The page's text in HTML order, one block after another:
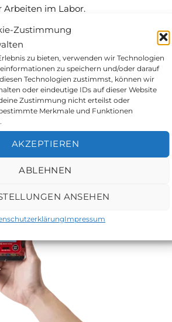
Zustimmung
zu bieten, verwenden wir Technologien
zu speichern und/oder darauf
Technologien zustimmst, können wir
oder eindeutige IDs auf dieser Website
Zustimmung nicht erteilst oder
Merkmale und Funktionen
AKZEPTIEREN
ABLEHNEN
ANSEHEN
Impressum
Arbeiten im Labor.
Schnellladefunktion und ist
10/25Vol%, H2S: 5ppm/30 ppm,
5ppm/ 50ppm
CO2; CH4/brennbare Gase)